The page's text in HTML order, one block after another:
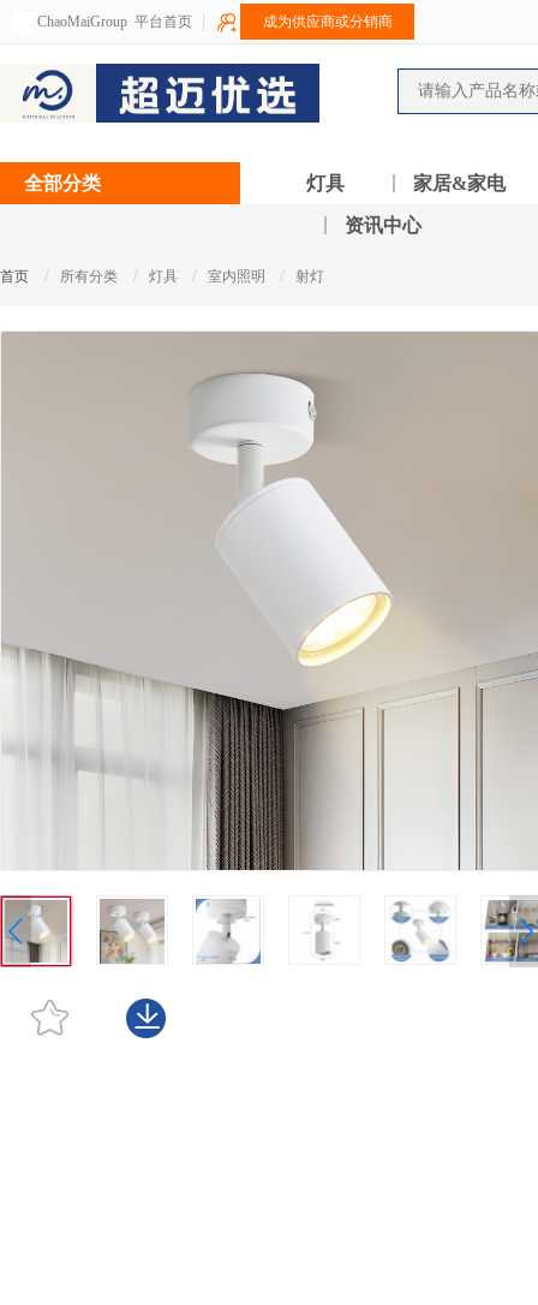
ChaoMaiGroup 平台首页 成为供应商或分销商
全部分类 灯具 家居&家电
资讯中心
首页 / 所有分类 / 灯具 / 室内照明 / 射灯